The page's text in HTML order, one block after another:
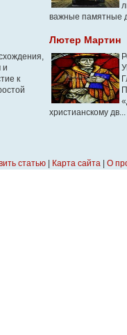
важные памятные
и
к
Лютер Мартин
христианскому дв...
статью Карта сайта О